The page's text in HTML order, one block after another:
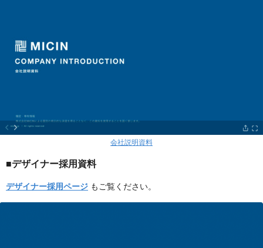
会社説明資料
■デザイナー採用資料
デザイナー採用ページ もご覧ください。